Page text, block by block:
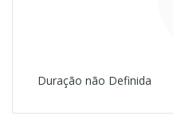
Duração não Definida